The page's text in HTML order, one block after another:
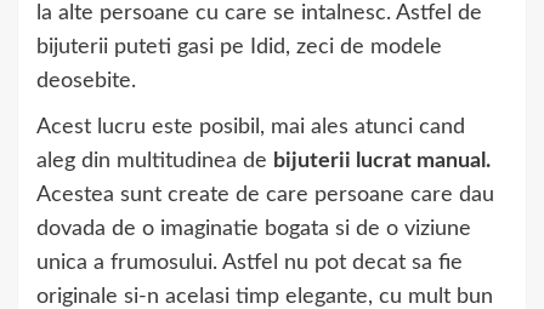
la alte persoane cu care se intalnesc. Astfel de
bijuterii puteti gasi pe Idid, zeci de modele
deosebite.
Acest lucru este posibil, mai ales atunci cand
aleg din multitudinea de bijuterii lucrat manual.
Acestea sunt create de care persoane care dau
dovada de o imaginatie bogata si de o viziune
unica a frumosului. Astfel nu pot decat sa fie
originale si-n acelasi timp elegante, cu mult bun